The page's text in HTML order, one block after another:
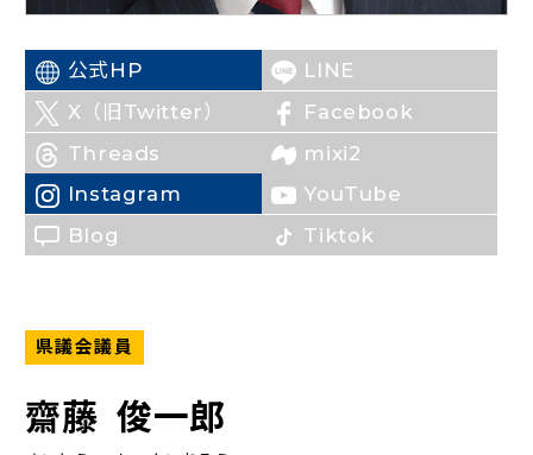
国民民主党学生部
二次創作ガイドライン （新しいタブで開く）
プライバシーポリシー
特定商取引法に基づく表記
公式HP
（新しいタブで開く）
LINE
X（旧Twitter）
Facebook
Threads
mixi2
Instagram
（新しいタブで開く）
YouTube
Blog
Tiktok
県議会議員
齋藤 俊一郎